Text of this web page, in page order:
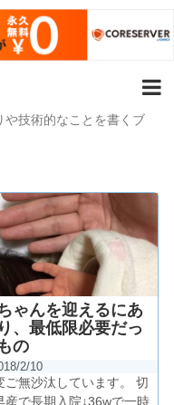
や技術的なことを書くブ
ゃんを迎えるにあ
、最低限必要だっ
の
2/10
ご無沙汰しています。 切
産で長期入院↓36wで一時